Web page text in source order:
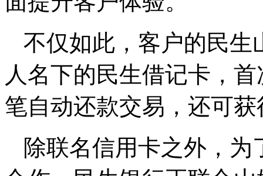
不仅如此，客户的民生
人名下的民生借记卡，
笔自动还款交易，还可
除联名信用卡之外，为